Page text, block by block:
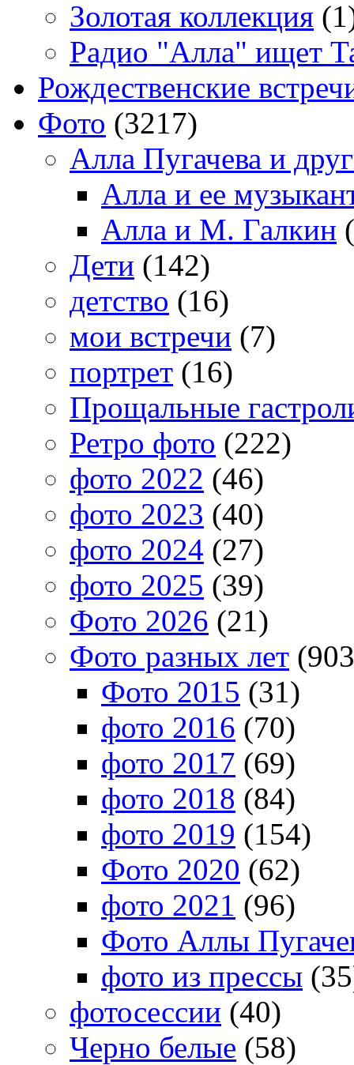
Золотая коллекция
Радио "Алла" ищет
Рождественские
Фото (3217)
Алла Пугачева и
Алла и ее
Алла и М. Галкин
Дети (142)
детство (16)
мои встречи (7)
портрет (16)
Прощальные
Ретро фото (222)
фото 2022 (46)
фото 2023 (40)
фото 2024 (27)
фото 2025 (39)
Фото 2026 (21)
Фото разных лет
Фото 2015 (31)
фото 2016 (70)
фото 2017 (69)
фото 2018 (84)
фото 2019 (154)
Фото 2020 (62)
фото 2021 (96)
Фото Аллы
фото из прессы
фотосессии (40)
Черно белые (58)